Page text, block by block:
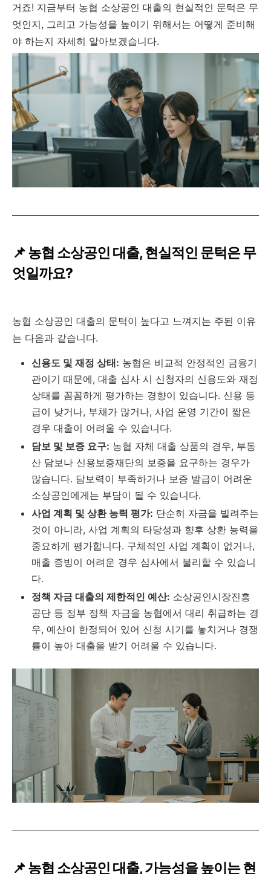
거죠! 지금부터 농협 소상공인 대출의 현실적인 문턱은 무
엇인지, 그리고 가능성을 높이기 위해서는 어떻게 준비해
야 하는지 자세히 알아보겠습니다.
📌 농협 소상공인 대출, 현실적인 문턱은 무
엇일까요?
농협 소상공인 대출의 문턱이 높다고 느껴지는 주된 이유
는 다음과 같습니다.
신용도 및 재정 상태: 농협은 비교적 안정적인 금융기
관이기 때문에, 대출 심사 시 신청자의 신용도와 재정
상태를 꼼꼼하게 평가하는 경향이 있습니다. 신용 등
급이 낮거나, 부채가 많거나, 사업 운영 기간이 짧은
경우 대출이 어려울 수 있습니다.
담보 및 보증 요구: 농협 자체 대출 상품의 경우, 부동
산 담보나 신용보증재단의 보증을 요구하는 경우가
많습니다. 담보력이 부족하거나 보증 발급이 어려운
소상공인에게는 부담이 될 수 있습니다.
사업 계획 및 상환 능력 평가: 단순히 자금을 빌려주는
것이 아니라, 사업 계획의 타당성과 향후 상환 능력을
중요하게 평가합니다. 구체적인 사업 계획이 없거나,
매출 증빙이 어려운 경우 심사에서 불리할 수 있습니
다.
정책 자금 대출의 제한적인 예산: 소상공인시장진흥
공단 등 정부 정책 자금을 농협에서 대리 취급하는 경
우, 예산이 한정되어 있어 신청 시기를 놓치거나 경쟁
률이 높아 대출을 받기 어려울 수 있습니다.
📌 농협 소상공인 대출, 가능성을 높이는 현